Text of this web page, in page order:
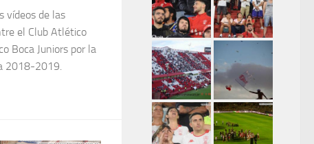
vídeos de las
el Club Atlético
Boca Juniors por la
2018-2019.